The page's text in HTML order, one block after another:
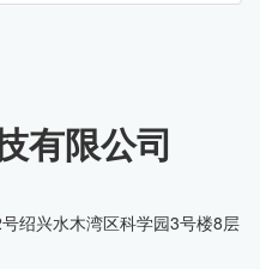
有限公司
绍兴水木湾区科学园3号楼8层